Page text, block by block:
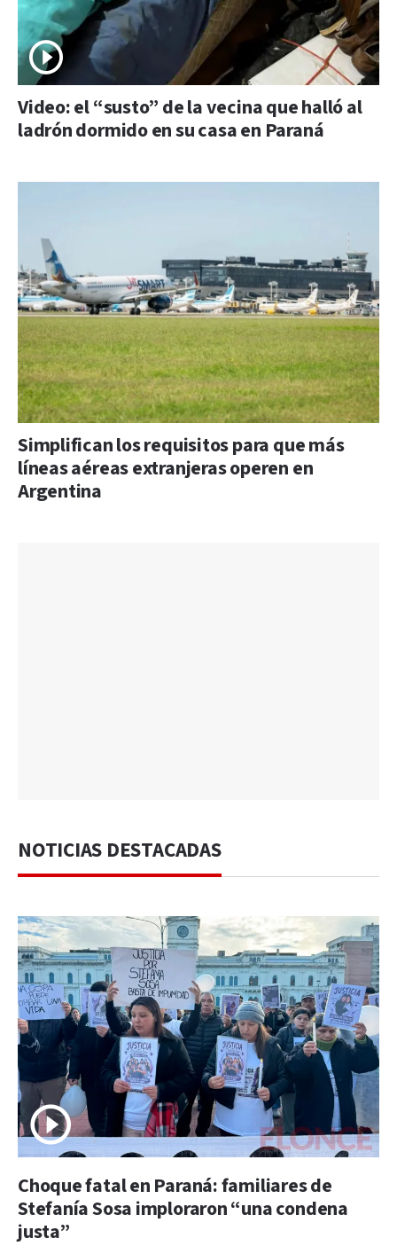
Video: el “susto” de la vecina que halló al
ladrón dormido en su casa en Paraná
Simplifican los requisitos para que más
líneas aéreas extranjeras operen en
Argentina
NOTICIAS DESTACADAS
Choque fatal en Paraná: familiares de
Stefanía Sosa imploraron “una condena
justa”